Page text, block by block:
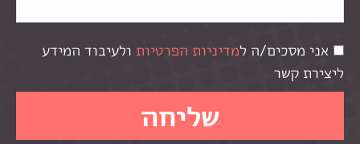
אני מסכים/ה למדיניות הפרטיות ולעיבוד המידע
ליצירת קשר